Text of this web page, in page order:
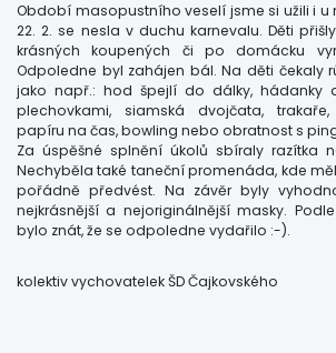
Období masopustního veselí jsme si užili i u
22. 2. se nesla v duchu karnevalu. Děti
krásných koupených či po domácku
Odpoledne byl zahájen bál. Na děti čekaly
jako např.: hod špejlí do dálky, hádanky
plechovkami, siamská dvojčata,
papíru na čas, bowling nebo obratnost s
Za úspěšné splnění úkolů sbíraly razítka
Nechyběla také taneční promenáda, kde
pořádně předvést. Na závěr byly
nejkrásnější a nejoriginálnější masky.
bylo znát, že se odpoledne vydařilo :-).
kolektiv vychovatelek ŠD Čajkovského